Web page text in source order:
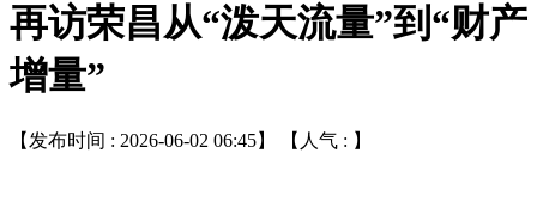
再访荣昌从“泼天流量”到“财产
增量”
【发布时间 : 2026-06-02 06:45】 【人气 : 】